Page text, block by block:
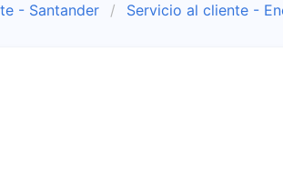
- Santander Servicio al cliente -